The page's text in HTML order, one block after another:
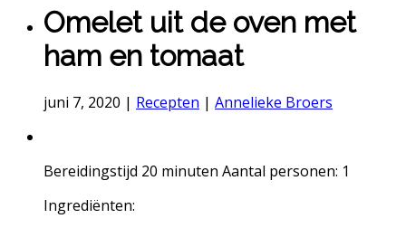
Omelet uit de oven met
ham en tomaat
juni 7, 2020 | Recepten | Annelieke Broers
Bereidingstijd 20 minuten Aantal personen: 1
Ingrediënten: